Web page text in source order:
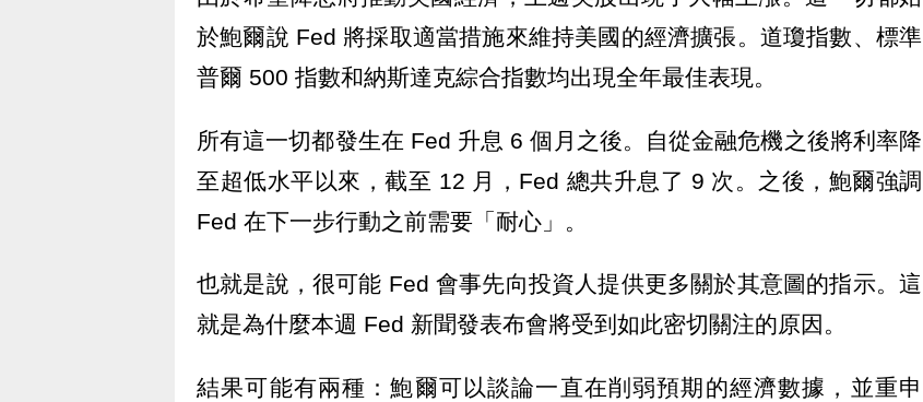
於鮑爾說 Fed 將採取適當措施來維持美國的經濟擴張。道瓊指數、標準
普爾 500 指數和納斯達克綜合指數均出現全年最佳表現。
所有這一切都發生在 Fed 升息 6 個月之後。自從金融危機之後將利率降
至超低水平以來，截至 12 月，Fed 總共升息了 9 次。之後，鮑爾強調
Fed 在下一步行動之前需要「耐心」。
也就是說，很可能 Fed 會事先向投資人提供更多關於其意圖的指示。這
就是為什麼本週 Fed 新聞發表布會將受到如此密切關注的原因。
結果可能有兩種：鮑爾可以談論一直在削弱預期的經濟數據，並重申